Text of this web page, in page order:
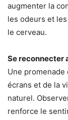
augmenter la
les odeurs et
le cerveau.
Se reconnecter
Une
écrans et de la
naturel.
renforce le